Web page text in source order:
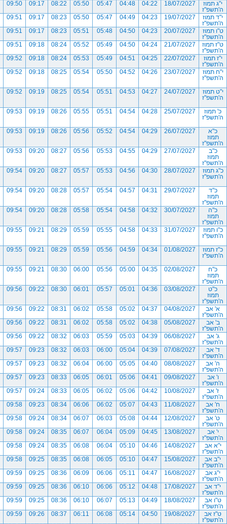
י"ג תמוז
ה'תשפ"ז
18/07/2027
04:22
04:48
05:47
05:50
08:22
09:17
09:50
י"ד תמוז
ה'תשפ"ז
19/07/2027
04:23
04:49
05:47
05:50
08:23
09:17
09:51
ט"ו תמוז
ה'תשפ"ז
20/07/2027
04:23
04:50
05:48
05:51
08:23
09:17
09:51
ט"ז תמוז
ה'תשפ"ז
21/07/2027
04:24
04:50
05:49
05:52
08:24
09:18
09:51
י"ז תמוז
ה'תשפ"ז
22/07/2027
04:25
04:51
05:49
05:53
08:24
09:18
09:52
י"ח תמוז
ה'תשפ"ז
23/07/2027
04:26
04:52
05:50
05:54
08:25
09:18
09:52
י"ט תמוז
ה'תשפ"ז
24/07/2027
04:27
04:53
05:51
05:54
08:25
09:19
09:52
כ' תמוז
ה'תשפ"ז
25/07/2027
04:28
04:54
05:51
05:55
08:26
09:19
09:53
כ"א
תמוז
ה'תשפ"ז
26/07/2027
04:29
04:54
05:52
05:56
08:26
09:19
09:53
כ"ב
תמוז
ה'תשפ"ז
27/07/2027
04:29
04:55
05:53
05:56
08:27
09:20
09:53
כ"ג תמוז
ה'תשפ"ז
28/07/2027
04:30
04:56
05:53
05:57
08:27
09:20
09:54
כ"ד
תמוז
ה'תשפ"ז
29/07/2027
04:31
04:57
05:54
05:57
08:28
09:20
09:54
כ"ה
תמוז
ה'תשפ"ז
30/07/2027
04:32
04:58
05:54
05:58
08:28
09:20
09:54
כ"ו תמוז
ה'תשפ"ז
31/07/2027
04:33
04:58
05:55
05:59
08:29
09:21
09:55
כ"ז תמוז
ה'תשפ"ז
01/08/2027
04:34
04:59
05:56
05:59
08:29
09:21
09:55
כ"ח
תמוז
ה'תשפ"ז
02/08/2027
04:35
05:00
05:56
06:00
08:30
09:21
09:55
כ"ט
תמוז
ה'תשפ"ז
03/08/2027
04:36
05:01
05:57
06:01
08:30
09:22
09:56
א' אב
ה'תשפ"ז
04/08/2027
04:37
05:02
05:58
06:02
08:31
09:22
09:56
ב' אב
ה'תשפ"ז
05/08/2027
04:38
05:02
05:58
06:02
08:31
09:22
09:56
ג' אב
ה'תשפ"ז
06/08/2027
04:39
05:03
05:59
06:03
08:32
09:22
09:56
ד' אב
ה'תשפ"ז
07/08/2027
04:39
05:04
06:00
06:03
08:32
09:23
09:57
ה' אב
ה'תשפ"ז
08/08/2027
04:40
05:05
06:00
06:04
08:32
09:23
09:57
ו' אב
ה'תשפ"ז
09/08/2027
04:41
05:06
06:01
06:05
08:33
09:23
09:57
ז' אב
ה'תשפ"ז
10/08/2027
04:42
05:06
06:02
06:05
08:33
09:24
09:57
ח' אב
ה'תשפ"ז
11/08/2027
04:43
05:07
06:02
06:06
08:34
09:23
09:58
ט' אב
ה'תשפ"ז
12/08/2027
04:44
05:08
06:03
06:07
08:34
09:24
09:58
י' אב
ה'תשפ"ז
13/08/2027
04:45
05:09
06:04
06:07
08:35
09:24
09:58
י"א אב
ה'תשפ"ז
14/08/2027
04:46
05:10
06:04
06:08
08:35
09:24
09:58
י"ב אב
ה'תשפ"ז
15/08/2027
04:47
05:10
06:05
06:08
08:35
09:25
09:58
י"ג אב
ה'תשפ"ז
16/08/2027
04:47
05:11
06:06
06:09
08:36
09:25
09:59
י"ד אב
ה'תשפ"ז
17/08/2027
04:48
05:12
06:06
06:10
08:36
09:25
09:59
ט"ו אב
ה'תשפ"ז
18/08/2027
04:49
05:13
06:07
06:10
08:36
09:25
09:59
ט"ז אב
ה'תשפ"ז
19/08/2027
04:50
05:14
06:08
06:11
08:37
09:26
09:59